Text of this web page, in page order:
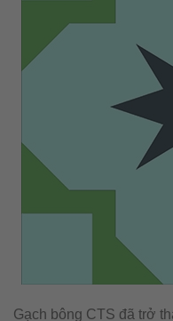
Gạch bông CTS đã trở